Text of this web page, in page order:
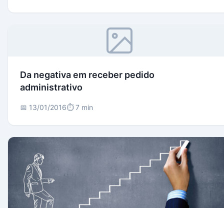
Da negativa em receber pedido
administrativo
📅 13/01/2016⏱️ 7 min